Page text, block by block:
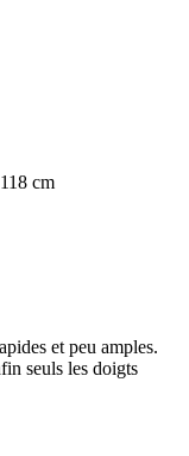
cm
et peu amples.
seuls les doigts